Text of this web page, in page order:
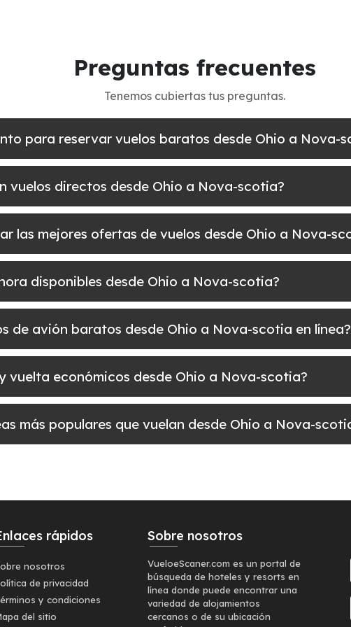
Preguntas frecuentes
Tenemos cubiertas tus preguntas.
para reservar vuelos baratos desde Ohio a Nova-
vuelos directos desde Ohio a Nova-scotia?
las mejores ofertas de vuelos desde Ohio a Nova-
disponibles desde Ohio a Nova-scotia?
de avión baratos desde Ohio a Nova-scotia en línea?
vuelta económicos desde Ohio a Nova-scotia?
más populares que vuelan desde Ohio a Nova-
rápidos
nosotros
de privacidad
y condiciones
del sitio
Sobre nosotros
VueloeScaner.com es un portal de
búsqueda de hoteles y resorts en
línea donde puede encontrar una
variedad de alojamientos
cercanos o de su ubicación